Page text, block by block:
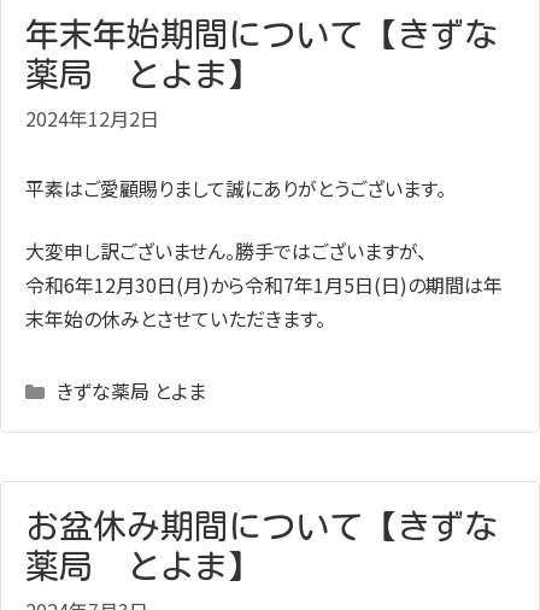
年末年始期間について【きずな
薬局 とよま】
2024年12月2日
平素はご愛顧賜りまして誠にありがとうございます。
大変申し訳ございません。勝手ではございますが、
令和6年12月30日(月)から令和7年1月5日(日)の期間は年
末年始の休みとさせていただきます。
Categories
きずな薬局 とよま
お盆休み期間について【きずな
薬局 とよま】